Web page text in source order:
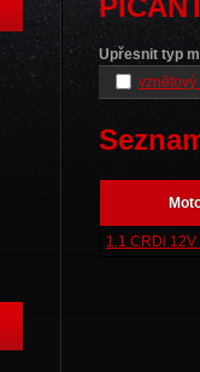
Upřesnit typ
1.1 CRDi 12V